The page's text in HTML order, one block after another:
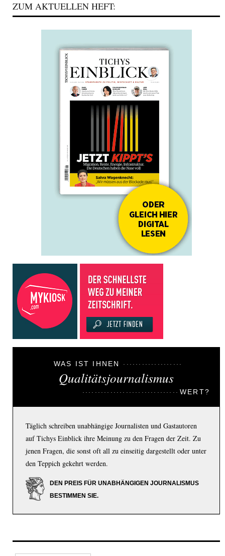
ZUM AKTUELLEN HEFT:
WAS IST IHNEN
Qualitätsjournalismus
WERT?
Täglich schreiben unabhängige Journalisten und Gastautoren
auf Tichys Einblick ihre Meinung zu den Fragen der Zeit. Zu
jenen Fragen, die sonst oft all zu einseitig dargestellt oder unter
den Teppich gekehrt werden.
DEN PREIS FÜR UNABHÄNGIGEN JOURNALISMUS
BESTIMMEN SIE.